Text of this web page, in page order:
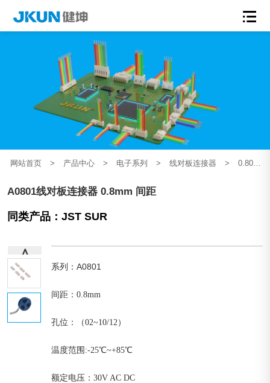
网站首页 > 产品中心 > 电子系列 > 线对板连接器 > 0.80mm间距
A0801线对板连接器 0.8mm 间距
同类产品：JST SUR
∧
系列：A0801
间距：0.8mm
孔位：（02~10/12）
温度范围:-25℃~+85℃
额定电压：30V AC DC